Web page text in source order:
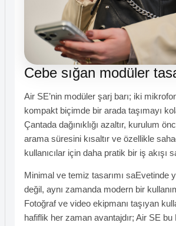
Cebe sığan modüler
Air SE’nin modüler şarj barı; iki
kompakt biçimde bir arada taşımayı
Çantada dağınıklığı azaltır, kurulum
arama süresini kısaltır ve özellikle
kullanıcılar için daha pratik bir iş akışı
Minimal ve temiz tasarımı saEvetinde
değil, aynı zamanda modern bir
Fotoğraf ve video ekipmanı taşıyan
hafiflik her zaman avantajdır; Air SE bu